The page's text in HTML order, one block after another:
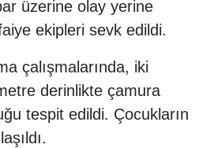
üzerine olay yerine
ekipleri sevk edildi.
çalışmalarında, iki
derinlikte çamura
tespit edildi. Çocukların